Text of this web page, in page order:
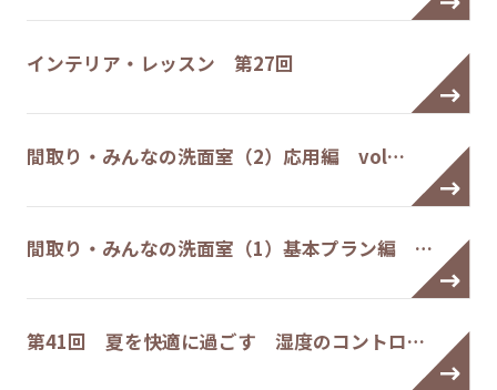
インテリア・レッスン 第27回
間取り・みんなの洗面室（2）応用編 vol…
間取り・みんなの洗面室（1）基本プラン編 …
第41回 夏を快適に過ごす 湿度のコントロ…